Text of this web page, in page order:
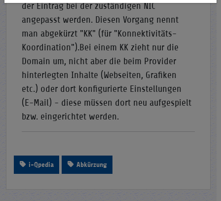
der Eintrag bei der zuständigen NIC
angepasst werden. Diesen Vorgang nennt
man abgekürzt "KK" (für "Konnektivitäts-
Koordination").Bei einem KK zieht nur die
Domain um, nicht aber die beim Provider
hinterlegten Inhalte (Webseiten, Grafiken
etc.) oder dort konfigurierte Einstellungen
(E-Mail) - diese müssen dort neu aufgespielt
bzw. eingerichtet werden.
i-Qpedia Abkürzung